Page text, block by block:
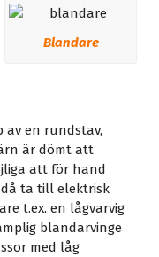
Blandare
av en rundstav,
är dömt att
att för hand
ta till elektrisk
t.ex. en lågvarvig
blandarvinge
med låg